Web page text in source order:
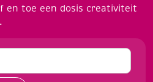
en toe een dosis creativiteit